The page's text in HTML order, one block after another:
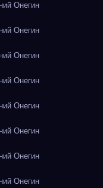
Онегин
Онегин
Онегин
Онегин
Онегин
Онегин
Онегин
Онегин